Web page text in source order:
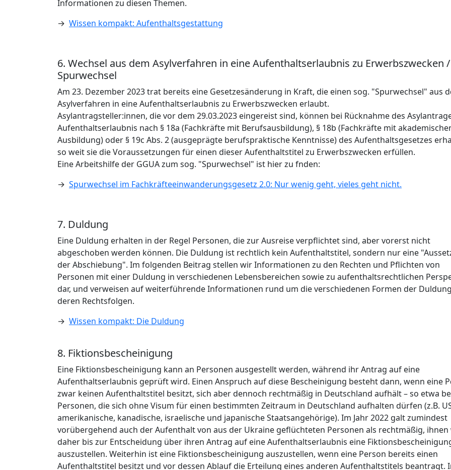
Informationen zu diesen Themen.
→ Wissen kompakt: Aufenthaltsgestattung
6. Wechsel aus dem Asylverfahren in eine Aufenthaltserlaubnis zu Erwerbszwecken /
Spurwechsel
Am 23. Dezember 2023 trat bereits eine Gesetzesänderung in Kraft, die einen sog. "Spurwechsel" aus
Asylverfahren in eine Aufenthaltserlaubnis zu Erwerbszwecken erlaubt.
Asylantragsteller:innen, die vor dem 29.03.2023 eingereist sind, können bei Rücknahme des
Aufenthaltserlaubnis nach § 18a (Fachkräfte mit Berufsausbildung), § 18b (Fachkräfte mit
Ausbildung) oder § 19c Abs. 2 (ausgeprägte berufspraktische Kenntnisse) des Aufenthaltsgesetzes
so weit sie die Voraussetzungen für einen dieser Aufenthaltstitel zu Erwerbszwecken erfüllen.
Eine Arbeitshilfe der GGUA zum sog. "Spurwechsel" ist hier zu fnden:
→ Spurwechsel im Fachkräfteeinwanderungsgesetz 2.0: Nur wenig geht, vieles geht nicht.
7. Duldung
Eine Duldung erhalten in der Regel Personen, die zur Ausreise verpflichtet sind, aber vorerst nicht
abgeschoben werden können. Die Duldung ist rechtlich kein Aufenthaltstitel, sondern nur eine
der Abschiebung". Im folgenden Beitrag stellen wir Informationen zu den Rechten und Pflichten von
Personen mit einer Duldung in verschiedenen Lebensbereichen sowie zu aufenthaltsrechtlichen
dar, und verweisen auf weiterführende Informationen rund um die verschiedenen Formen der
deren Rechtsfolgen.
→ Wissen kompakt: Die Duldung
8. Fiktionsbescheinigung
Eine Fiktionsbescheinigung kann an Personen ausgestellt werden, während ihr Antrag auf eine
Aufenthaltserlaubnis geprüft wird. Einen Anspruch auf diese Bescheinigung besteht dann, wenn eine
zwar keinen Aufenthaltstitel besitzt, sich aber dennoch rechtmäßig in Deutschland aufhält – so etwa
Personen, die sich ohne Visum für einen bestimmten Zeitraum in Deutschland aufhalten dürfen (z.B.
amerikanische, kanadische, israelische und japanische Staatsangehörige). Im Jahr 2022 galt zumindest
vorübergehend auch der Aufenthalt von aus der Ukraine geflüchteten Personen als rechtmäßig, ihnen
daher bis zur Entscheidung über ihren Antrag auf eine Aufenthaltserlaubnis eine
auszustellen. Weiterhin ist eine Fiktionsbescheinigung auszustellen, wenn eine Person bereits einen
Aufenthaltstitel besitzt und vor dessen Ablauf die Erteilung eines anderen Aufenthaltstitels beantragt.